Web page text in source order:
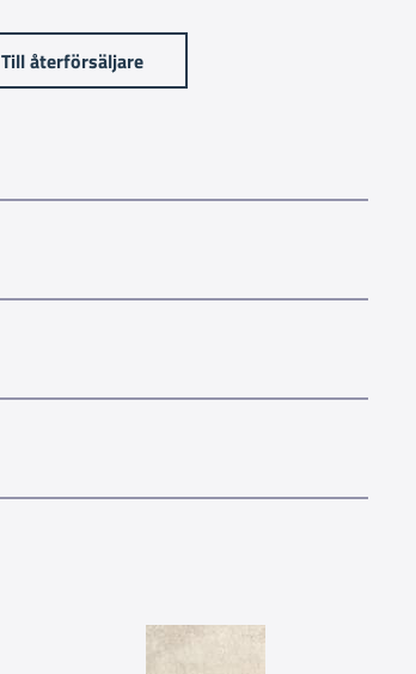
Till återförsäljare